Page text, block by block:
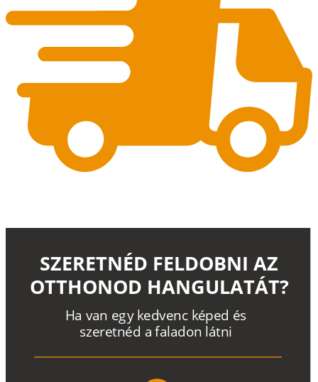
Ha van egy kedvenc képed és
szeretnéd a faladon látni
SZERETNÉD FELDOBNI AZ
OTTHONOD HANGULATÁT?